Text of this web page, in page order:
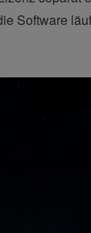
Software